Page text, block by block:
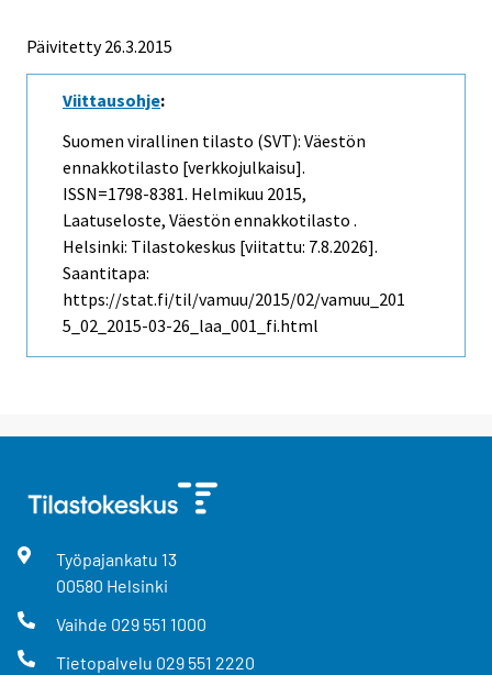
Päivitetty 26.3.2015
Viittausohje:
Suomen virallinen tilasto (SVT): Väestön
ennakkotilasto [verkkojulkaisu].
ISSN=1798-8381. Helmikuu 2015,
Laatuseloste, Väestön ennakkotilasto .
Helsinki: Tilastokeskus [viitattu: 7.8.2026].
Saantitapa:
https://stat.fi/til/vamuu/2015/02/vamuu_201
5_02_2015-03-26_laa_001_fi.html
Työpajankatu 13
00580 Helsinki
Vaihde 029 551 1000
Tietopalvelu 029 551 2220